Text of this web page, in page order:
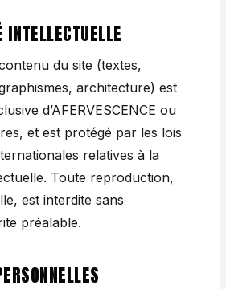
du site (textes,
architecture) est
d’AFERVESCENCE ou
et est protégé par les lois
relatives à la
Toute reproduction,
est interdite sans
préalable.